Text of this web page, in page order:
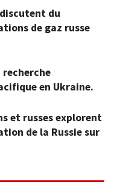
du
de gaz russe
recherche
en Ukraine.
et russes explorent
de la Russie sur